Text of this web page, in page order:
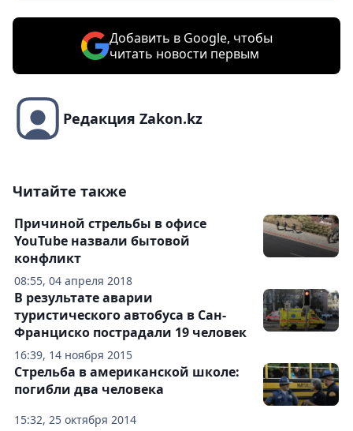
Добавить в Google, чтобы
читать новости первым
Редакция Zakon.kz
Читайте также
08:55, 04 апреля 2018
Причиной стрельбы в офисе
YouTube назвали бытовой
конфликт‍
16:39, 14 ноября 2015
В результате аварии
туристического автобуса в Сан-
Франциско пострадали 19 человек
15:32, 25 октября 2014
Стрельба в американской школе:
погибли два человека